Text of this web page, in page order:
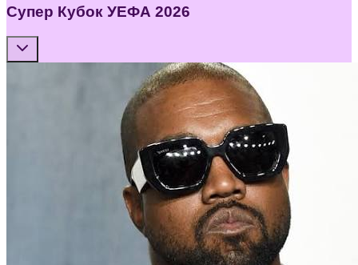
Супер Кубок УЕФА 2026